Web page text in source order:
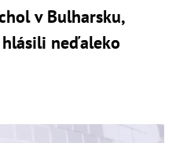
v Bulharsku,
neďaleko